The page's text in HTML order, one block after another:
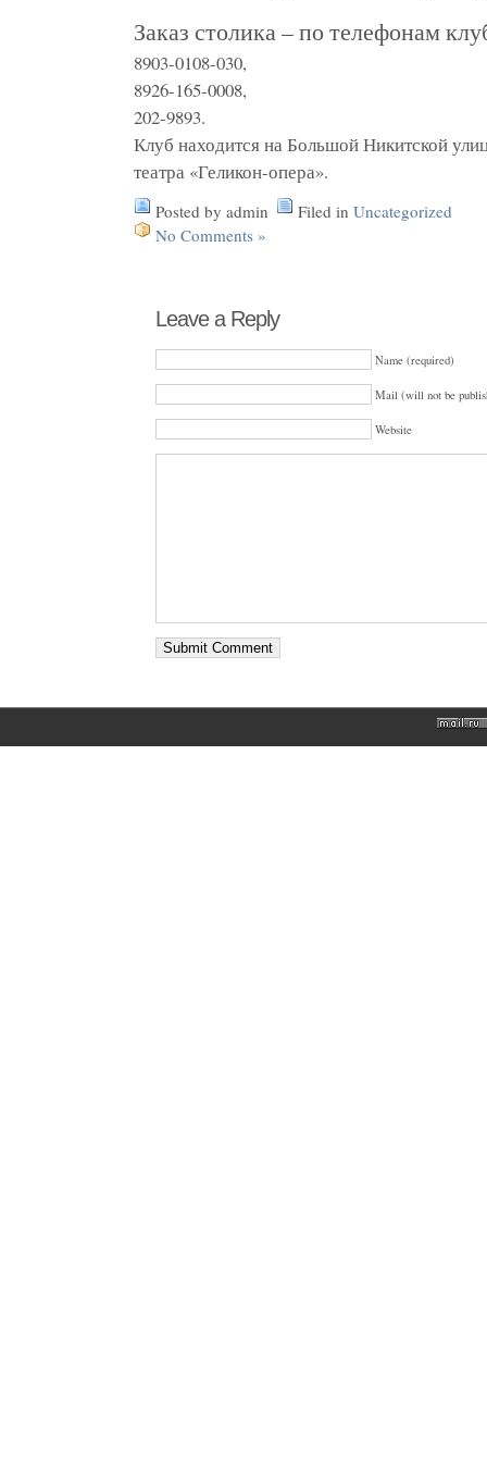
Заказ столика – по телефонам
8903-0108-030,
8926-165-0008,
202-9893.
Клуб находится на Большой Никитской
театра «Геликон-опера».
Posted by admin Filed in Uncategorized
No Comments »
Leave a Reply
Name (required)
Mail (will not be
Website